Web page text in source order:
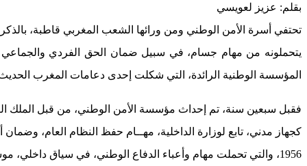
بقلم: عزيز لعويسي
يتحملونه من مهام جسام، في سبيل ضمان الحق الفردي
المؤسسة الوطنية الرائدة، التي شكلت إحدى دعامات المغرب
1956، والتي تحملت مهام وأعباء الدفاع الوطني، في سياق داخلي، موسوم ببناء لبنات ومتطلبات المغرب المستقل، ومطبوع بتحدي استكمال الوحدة الترابية؛